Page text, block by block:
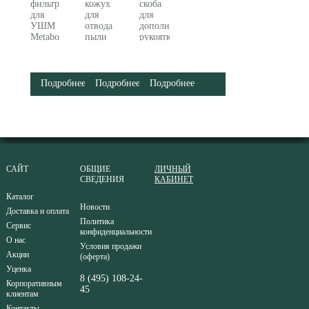
фильтр
для
УШМ
Metabo
Подробнее
кожух
для
отвода
пыли
125
PlusПодробнее
скоба
для
дополнительной
рукоятки
Подробнее
САЙТ
Каталог
Доставка и оплата
Сервис
О нас
Акции
Уценка
Корпоративным
клиентам
ОБЩИЕ
СВЕДЕНИЯ
Новости
Политика
конфиденциальности
Условия продажи
(оферта)
8 (495) 108-24-
45
ЛИЧНЫЙ
КАБИНЕТ